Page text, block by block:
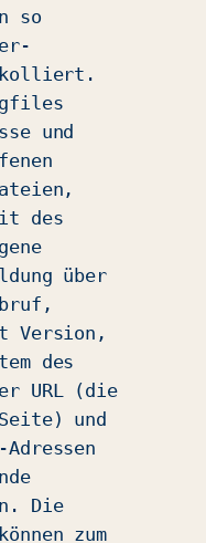
so
und
des
über
Version,
des
URL (die
und
Die
zum